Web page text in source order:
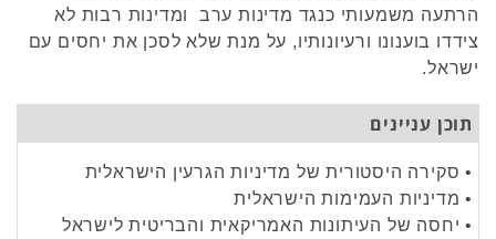
הרתעה משמעותי כנגד מדינות ערב ומדינות רבות לא
צידדו בוענונו ורעיונותיו, על מנת שלא לסכן את יחסים עם
ישראל.
תוכן עניינים
• סקירה היסטורית של מדיניות הגרעין הישראלית
• מדיניות העמימות הישראלית
• יחסה של העיתונות האמריקאית והבריטית לישראל